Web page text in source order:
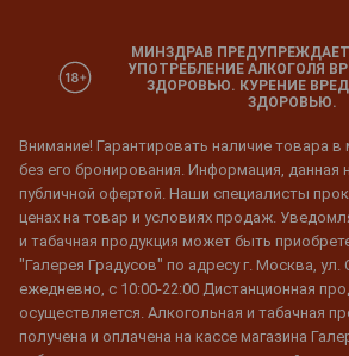
МИНЗДРАВ
УПОТРЕБЛЕНИЕ АЛКОГОЛЯ
ЗДОРОВЬЮ. КУРЕНИЕ
ЗДОРОВЬЮ.
Внимание! Гарантировать наличие товара
без его бронирования. Информация, данная
публичной офертой. Наши специалисты
ценах на товар и условиях продаж.
и табачная продукция может быть
"Галерея Градусов" по адресу г. Москва, ул.
ежедневно, с 10:00-22:00 Дистанционная
осуществляется. Алкогольная и табачная
получена и оплачена на кассе магазина